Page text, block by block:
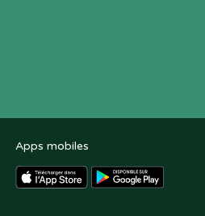
Apps mobiles